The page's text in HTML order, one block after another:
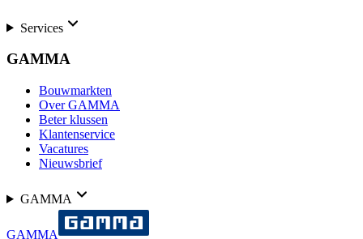
Services
GAMMA
Bouwmarkten
Over GAMMA
Beter klussen
Klantenservice
Vacatures
Nieuwsbrief
GAMMA
GAMMA